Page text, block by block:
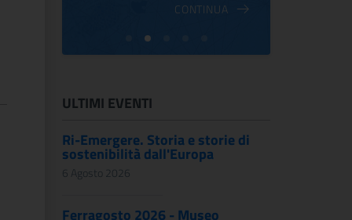
CONTINUA
ULTIMI EVENTI
Ri-Emergere. Storia e storie di
sostenibilità dall'Europa
6 Agosto 2026
Ferragosto 2026 - Museo